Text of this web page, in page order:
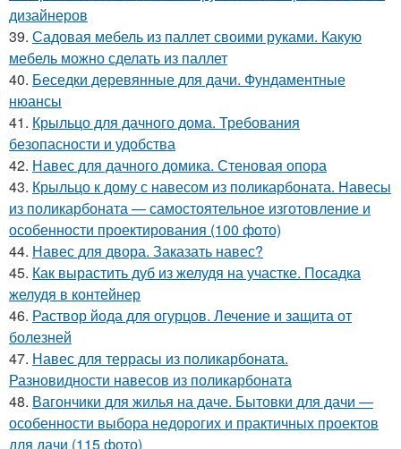
дизайнеров
39. Садовая мебель из паллет своими руками. Какую
мебель можно сделать из паллет
40. Беседки деревянные для дачи. Фундаментные
нюансы
41. Крыльцо для дачного дома. Требования
безопасности и удобства
42. Навес для дачного домика. Стеновая опора
43. Крыльцо к дому с навесом из поликарбоната. Навесы
из поликарбоната — самостоятельное изготовление и
особенности проектирования (100 фото)
44. Навес для двора. Заказать навес?
45. Как вырастить дуб из желудя на участке. Посадка
желудя в контейнер
46. Раствор йода для огурцов. Лечение и защита от
болезней
47. Навес для террасы из поликарбоната.
Разновидности навесов из поликарбоната
48. Вагончики для жилья на даче. Бытовки для дачи —
особенности выбора недорогих и практичных проектов
для дачи (115 фото)